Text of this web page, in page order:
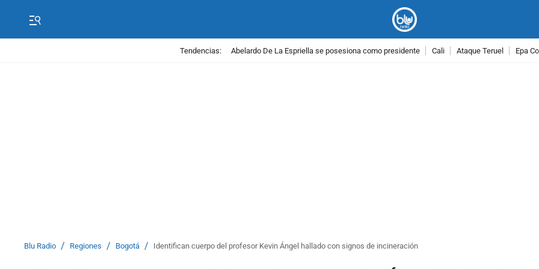
Tendencias: Abelardo De La Espriella se posesiona como presidente Cali Ataque Teruel Epa
Blu Radio / Regiones / Bogotá / Identifican cuerpo del profesor Kevin Ángel hallado con signos de incineración